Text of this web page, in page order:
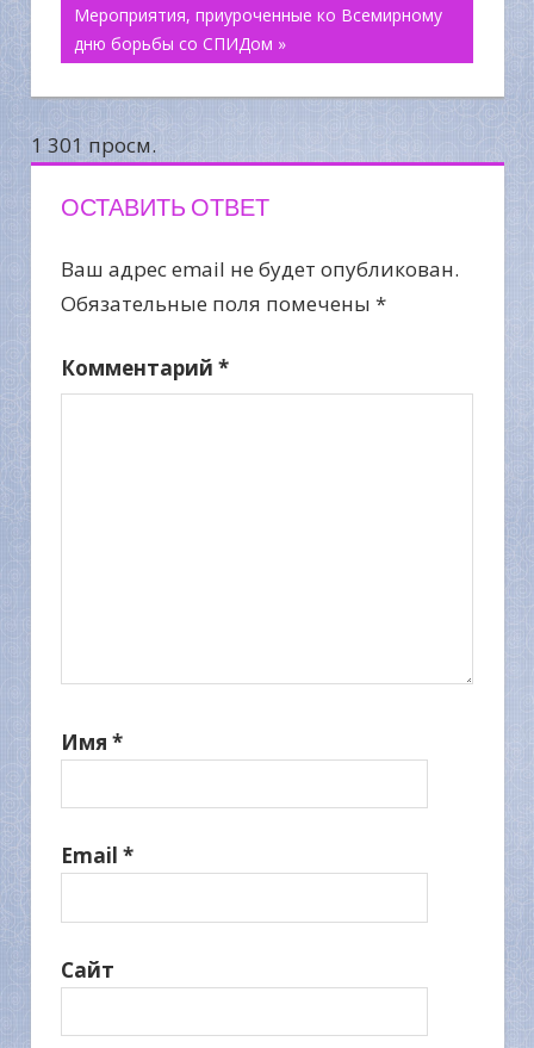
записям
Мероприятия, приуроченные ко Всемирному
дню борьбы со СПИДом »
1 301 просм.
ОСТАВИТЬ ОТВЕТ
Ваш адрес email не будет опубликован.
Обязательные поля помечены *
Комментарий *
Имя *
Email *
Сайт